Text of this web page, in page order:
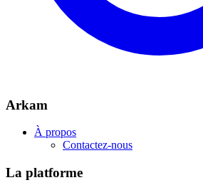
Arkam
À propos
Contactez-nous
La platforme